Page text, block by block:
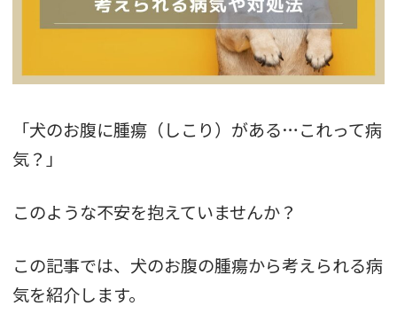
「犬のお腹に腫瘍（しこり）がある…これって病
気？」
このような不安を抱えていませんか？
この記事では、犬のお腹の腫瘍から考えられる病
気を紹介します。